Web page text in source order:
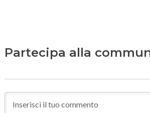
Partecipa alla